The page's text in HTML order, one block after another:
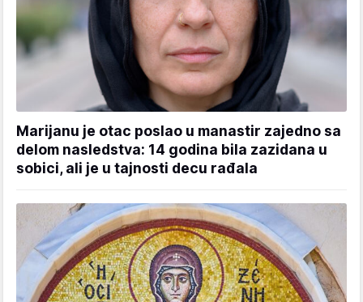
Marijanu je otac poslao u manastir zajedno sa
delom nasledstva: 14 godina bila zazidana u
sobici, ali je u tajnosti decu rađala